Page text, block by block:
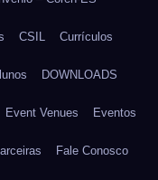
CSIL Currículos
DOWNLOADS
Event Venues Eventos
Fale Conosco